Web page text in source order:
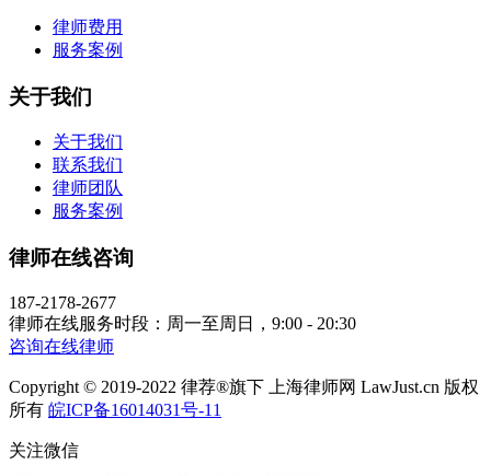
律师费用
服务案例
关于我们
关于我们
联系我们
律师团队
服务案例
律师在线咨询
187-2178-2677
律师在线服务时段：周一至周日，9:00 - 20:30
咨询在线律师
Copyright © 2019-2022 律荐®旗下 上海律师网 LawJust.cn 版权
所有 皖ICP备16014031号-11
关注微信